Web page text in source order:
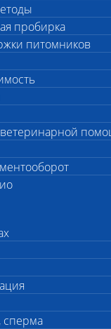
пробирка
питомников
ветеринарной
сперма
для
Цена, руб.